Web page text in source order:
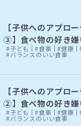
【子供へのアプロ
③】食べ物の好き嫌
#子ども #食事 #健康
#バランスのいい食事
【子供へのアプロ
②】食べ物の好き嫌
#子ども #食事 #健康
#バランスのいい食事